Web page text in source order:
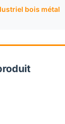
bois métal